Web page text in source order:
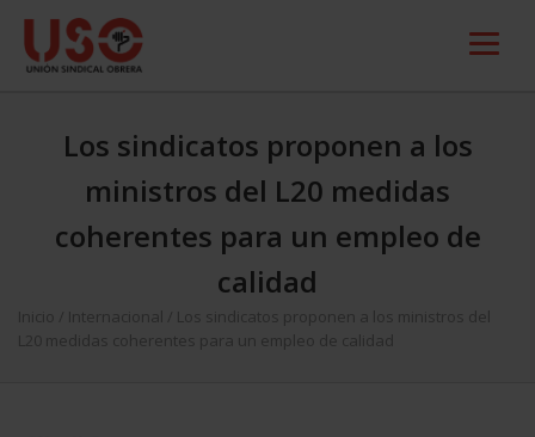
Los sindicatos proponen a los
ministros del L20 medidas
coherentes para un empleo de
calidad
Inicio Internacional
Los sindicatos proponen a los ministros del
L20 medidas coherentes para un empleo de calidad